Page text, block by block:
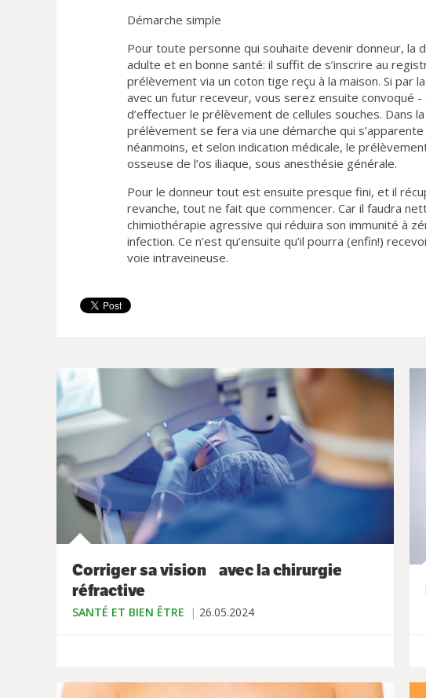
Démarche simple
Pour toute personne qui souhaite devenir donneur, la
adulte et en bonne santé: il suffit de s’inscrire au
prélèvement via un coton tige reçu à la maison. Si par
avec un futur receveur, vous serez ensuite convoqué
d’effectuer le prélèvement de cellules souches. Dans
prélèvement se fera via une démarche qui
néanmoins, et selon indication médicale, le
osseuse de l’os iliaque, sous anesthésie générale.
Pour le donneur tout est ensuite presque fini, et il
revanche, tout ne fait que commencer. Car il faudra
chimiothérapie agressive qui réduira son immunité à
infection. Ce n’est qu’ensuite qu’il pourra (enfin!)
voie intraveineuse.
Corriger sa vision avec la chirurgie
réfractive
SANTÉ ET BIEN ÊTRE 26.05.2024